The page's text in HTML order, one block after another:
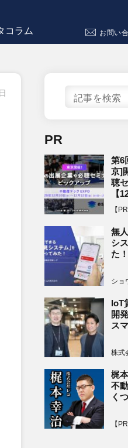
コラム お問い
PR
第6
京]
聴
【
【
無
シ
た
ショ
IoT
開
ス
株式
梶
不
く
【